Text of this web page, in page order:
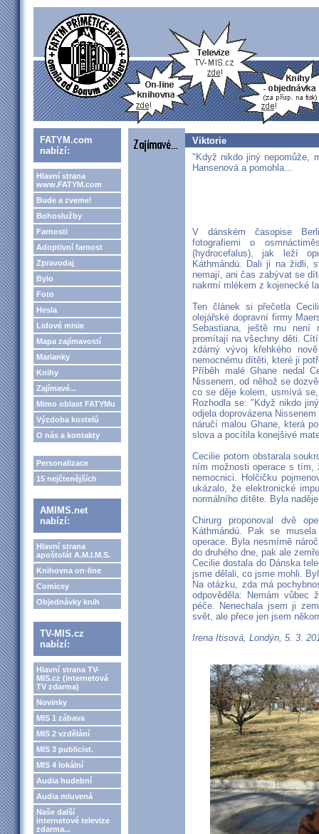
FATYM.com
nabízí:
Hlavní strana
www.FATYM.com
Bude a zveme!
Bohoslužby
Farnosti
Adoptivní farnost
Zpravodaj
Bylo
Foto
Hesla
Lidové misie
Mapa zajímavostí
Marianky
Knihy
Zajímavé...
Mimo oblast FATYMu
Výzdoba kostelů
O nás a kontakty
Personalizace
15 nejčtenějších
AMIMS.net
nabízí:
Hlavní strana
apoštolát A.M.I.M.S.
Knihovna on-line
Comicsy
Objednávky knih
TV-MIS.cz
nabízí:
Hlavní strana TV-
MIS.cz (internetová
TV zdarma)
Novinky
MIS 1 zábava
MIS 2 vzdělání
MIS 3 publicist.
MIS 4 lokální
Audia hudební
Audia mluvená
Naše další
internetové televize
zdarma...
Viktorie
"Když nikdo jiný nepomůže,
Hansenová a pomohla...
V dánském časopise
fotografiemi o
(hydrocefalus), jak leží
Káthmándú. Dali ji na židli,
nemají, ani čas zabývat se
nakrmí mlékem z kojenecké
Ten článek si přečetla
olejářské dopravní firmy
Sebastiana, ještě mu není
promítají na všechny děti.
zdárný vývoj křehkého
nemocnému dítěti, které ji
Příběh malé Ghane nedal
Nissenem, od něhož se
co se děje kolem, usmívá
Rozhodla se: "Když nikdo
odjela doprovázena
náručí malou Ghane, která
slova a pocítila konejšivé
Cecilie potom obstarala
ním možnosti operace s tím,
nemocnici. Holčičku
ukázalo, že elektronické
normálního dítěte. Byla
Chirurg proponoval dvě
Káthmándú. Pak se
operace. Byla nesmírně
do druhého dne, pak ale
Cecilie dostala do Dánska
jsme dělali, co jsme mohli.
Na otázku, zda má
odpověděla: Nemám vůbec
péče. Nenechala jsem ji
svět, ale přece jen jsem
Irena Itisová, Londýn, 5. 3.